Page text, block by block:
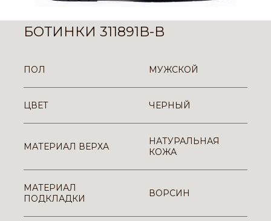
БОТИНКИ 311891B-B
ПОЛ МУЖСКОЙ
ЦВЕТ ЧЕРНЫЙ
МАТЕРИАЛ ВЕРХА
НАТУРАЛЬНАЯ
КОЖА
МАТЕРИАЛ
ПОДКЛАДКИ
ВОРСИН